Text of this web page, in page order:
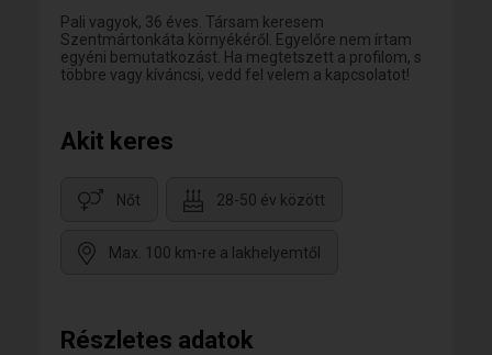
Pali vagyok, 36 éves. Társam keresem
Szentmártonkáta környékéről. Egyelőre nem írtam
egyéni bemutatkozást. Ha megtetszett a profilom, s
többre vagy kíváncsi, vedd fel velem a kapcsolatot!
Akit keres
Nőt 28-50 év között
Max. 100 km-re a lakhelyemtől
Részletes adatok